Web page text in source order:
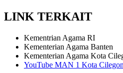
LINK TERKAIT
Kementrian Agama RI
Kementerian Agama Banten
Kementerian Agama Kota
YouTube MAN 1 Kota Cilegon